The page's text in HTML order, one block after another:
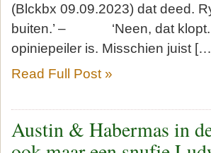
(Blckbx 09.09.2023) dat deed.
buiten.’ – ‘Neen, dat klopt.
opiniepeiler is. Misschien juist
Read Full Post »
Austin & Habermas in